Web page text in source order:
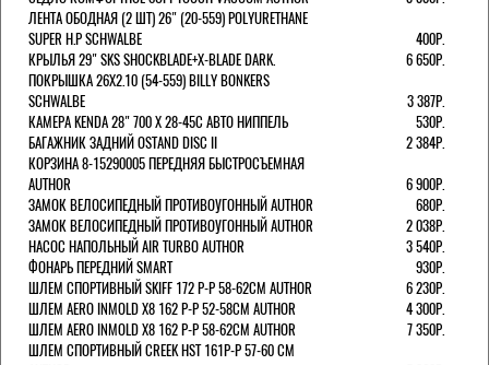
ЛЕНТА ОБОДНАЯ (2 ШТ) 26" (20-559) POLYURETHANE
SUPER H.P SCHWALBE
400Р.
КРЫЛЬЯ 29" SKS SHOCKBLADE+X-BLADE DARK.
6 650Р.
ПОКРЫШКА 26X2.10 (54-559) BILLY BONKERS
SCHWALBE
3 387Р.
КАМЕРА KENDA 28" 700 Х 28-45С АВТО НИППЕЛЬ
530Р.
БАГАЖНИК ЗАДНИЙ OSTAND DISC II
2 384Р.
КОРЗИНА 8-15290005 ПЕРЕДНЯЯ БЫСТРОСЪЕМНАЯ
AUTHOR
6 900Р.
ЗАМОК ВЕЛОСИПЕДНЫЙ ПРОТИВОУГОННЫЙ AUTHOR
680Р.
ЗАМОК ВЕЛОСИПЕДНЫЙ ПРОТИВОУГОННЫЙ AUTHOR
2 038Р.
НАСОС НАПОЛЬНЫЙ AIR TURBO AUTHOR
3 540Р.
ФОНАРЬ ПЕРЕДНИЙ SMART
930Р.
ШЛЕМ СПОРТИВНЫЙ SKIFF 172 Р-Р 58-62СМ AUTHOR
6 230Р.
ШЛЕМ AERO INMOLD X8 162 Р-Р 52-58СМ AUTHOR
4 300Р.
ШЛЕМ AERO INMOLD X8 162 Р-Р 58-62СМ AUTHOR
7 350Р.
ШЛЕМ СПОРТИВНЫЙ CREEK HST 161Р-Р 57-60 СМ